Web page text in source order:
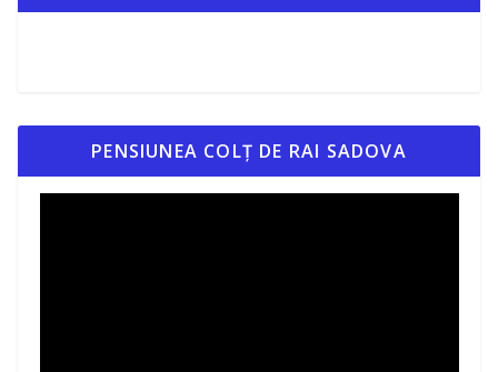
PENSIUNEA COLȚ DE RAI SADOVA